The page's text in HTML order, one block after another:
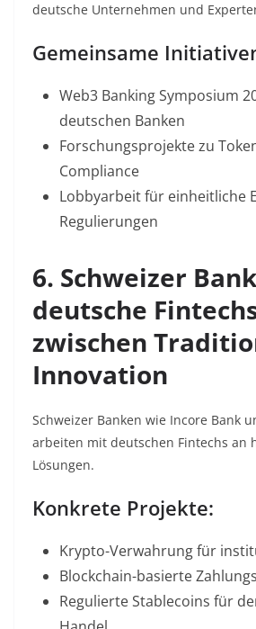
deutsche Unternehmen und
Gemeinsame
Web3 Banking Symposium
deutschen Banken
Forschungsprojektezu
Compliance
Lobbyarbeitfür einheitliche
Regulierungen
6. Schweizer
deutsche
zwischen
Innovation
Schweizer Banken wie Incore Bank
arbeiten mit deutschen Fintechs an
Lösungen.
Konkrete Projekte:
Krypto-Verwahrungfür
Blockchain-basierte
Regulierte Stablecoins für